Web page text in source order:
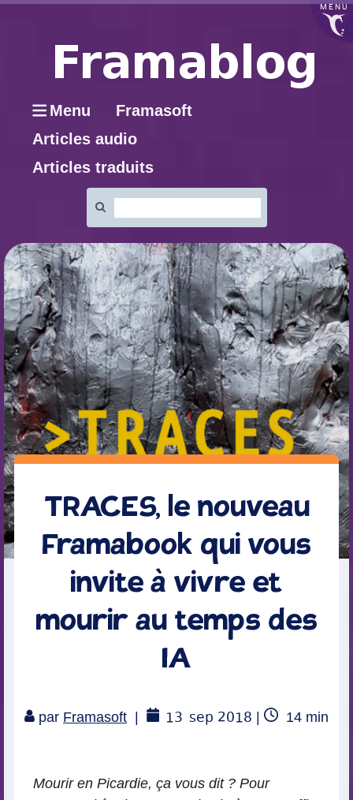
MENU
Menu
Framasoft
Articles audio
Articles traduits
:
TRACES, le nouveau
Framabook qui vous
invite à vivre et
mourir au temps des
IA
par Framasoft 13 sep 2018
Temps
14min
Mourir en Picardie, ça vous dit ? Pour